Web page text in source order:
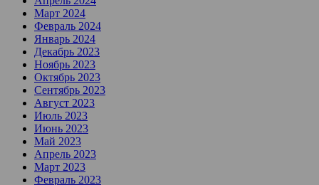
Март 2024
Февраль 2024
Январь 2024
Декабрь 2023
Ноябрь 2023
Октябрь 2023
Сентябрь 2023
Август 2023
Июль 2023
Июнь 2023
Май 2023
Апрель 2023
Март 2023
Февраль 2023